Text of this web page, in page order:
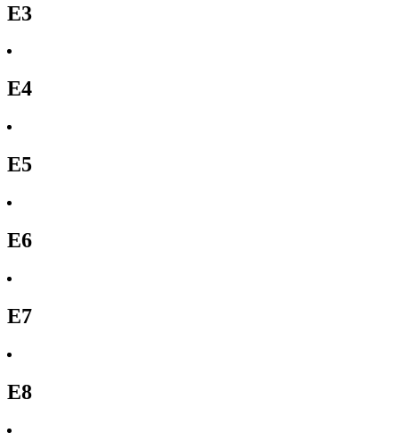
E3
E4
E5
E6
E7
E8